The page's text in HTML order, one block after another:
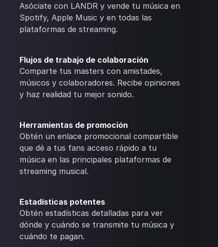
Asóciate con LANDR y vende tu música en
Spotify, Apple Music y en todas las
plataformas de streaming.
Flujos de trabajo de colaboración
Comparte tus masters con amistades,
músicos y colaboradores. Recibe opiniones
y haz realidad tu mejor sonido.
Herramientas de promoción
Obtén un enlace promocional compartible
que dé a tus fans acceso rápido a tu
música en las principales plataformas de
streaming musical.
Estadísticas potentes
Obtén estadísticas detalladas para ver
dónde y cuándo se transmite tu música y
cuándo te pagan.